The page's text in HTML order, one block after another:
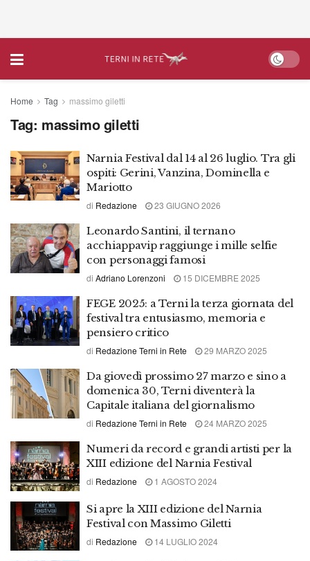
Home Tag massimo giletti
Tag: massimo giletti
Narnia Festival dal 14 al 26 luglio. Tra gli
ospiti: Gerini, Vanzina, Dominella e
Mariotto
di Redazione 23 GIUGNO 2026
Leonardo Santini, il ternano
acchiappavip raggiunge i mille selfie
con personaggi famosi
di Adriano Lorenzoni 15 DICEMBRE 2025
FEGE 2025: a Terni la terza giornata del
festival tra entusiasmo, memoria e
pensiero critico
di Redazione Terni in Rete 29 MARZO 2025
Da giovedì prossimo 27 marzo e sino a
domenica 30, Terni diventerà la
Capitale italiana del giornalismo
di Redazione Terni in Rete 24 MARZO 2025
Numeri da record e grandi artisti per la
XIII edizione del Narnia Festival
di Redazione 1 AGOSTO 2024
Si apre la XIII edizione del Narnia
Festival con Massimo Giletti
di Redazione 14 LUGLIO 2024